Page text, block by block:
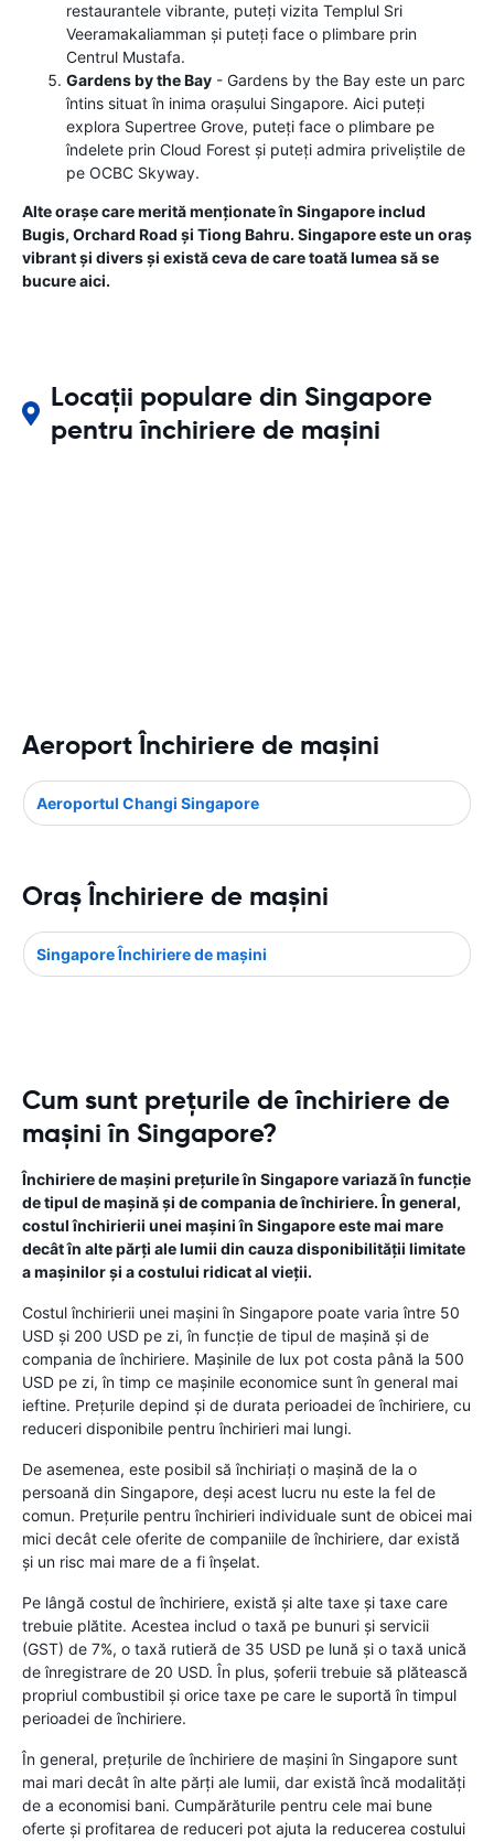
restaurantele vibrante, puteți vizita Templul Sri
Veeramakaliamman și puteți face o plimbare prin
Centrul Mustafa.
Gardens by the Bay - Gardens by the Bay este un parc
întins situat în inima orașului Singapore. Aici puteți
explora Supertree Grove, puteți face o plimbare pe
îndelete prin Cloud Forest și puteți admira priveliștile de
pe OCBC Skyway.
Alte orașe care merită menționate în Singapore includ
Bugis, Orchard Road și Tiong Bahru. Singapore este un oraș
vibrant și divers și există ceva de care toată lumea să se
bucure aici.
Locații populare din Singapore
pentru închiriere de mașini
Aeroport Închiriere de maşini
Aeroportul Changi Singapore
Oraş Închiriere de maşini
Singapore Închiriere de maşini
Cum sunt prețurile de închiriere de
mașini în Singapore?
Închiriere de mașini prețurile în Singapore variază în funcție
de tipul de mașină și de compania de închiriere. În general,
costul închirierii unei mașini în Singapore este mai mare
decât în ​​alte părți ale lumii din cauza disponibilității limitate
a mașinilor și a costului ridicat al vieții.
Costul închirierii unei mașini în Singapore poate varia între 50
USD și 200 USD pe zi, în funcție de tipul de mașină și de
compania de închiriere. Mașinile de lux pot costa până la 500
USD pe zi, în timp ce mașinile economice sunt în general mai
ieftine. Prețurile depind și de durata perioadei de închiriere, cu
reduceri disponibile pentru închirieri mai lungi.
De asemenea, este posibil să închiriați o mașină de la o
persoană din Singapore, deși acest lucru nu este la fel de
comun. Prețurile pentru închirieri individuale sunt de obicei mai
mici decât cele oferite de companiile de închiriere, dar există
și un risc mai mare de a fi înșelat.
Pe lângă costul de închiriere, există și alte taxe și taxe care
trebuie plătite. Acestea includ o taxă pe bunuri și servicii
(GST) de 7%, o taxă rutieră de 35 USD pe lună și o taxă unică
de înregistrare de 20 USD. În plus, șoferii trebuie să plătească
propriul combustibil și orice taxe pe care le suportă în timpul
perioadei de închiriere.
În general, prețurile de închiriere de mașini în Singapore sunt
mai mari decât în ​​alte părți ale lumii, dar există încă modalități
de a economisi bani. Cumpărăturile pentru cele mai bune
oferte și profitarea de reduceri pot ajuta la reducerea costului